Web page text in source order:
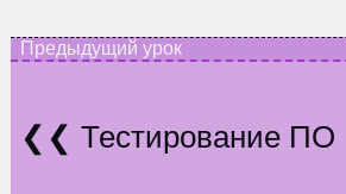
Тестирование ПО